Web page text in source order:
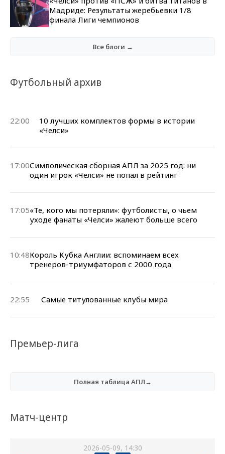
Мадриде: Результаты жеребьевки 1/8
финала Лиги чемпионов
Все блоги →
Футбольный архив
22:00
10 лучших комплектов формы в истории
«Челси»
17:00Символическая сборная АПЛ за 2025 год: ни
один игрок «Челси» не попал в рейтинг
17:05«Те, кого мы потеряли»: футболисты, о чьем
уходе фанаты «Челси» жалеют больше всего
10:48Король Кубка Англии: вспоминаем всех
тренеров-триумфаторов с 2000 года
22:55 Самые титулованные клубы мира
Премьер-лига
Полная таблица АПЛ→
Матч-центр
2026-05-09, 14:30